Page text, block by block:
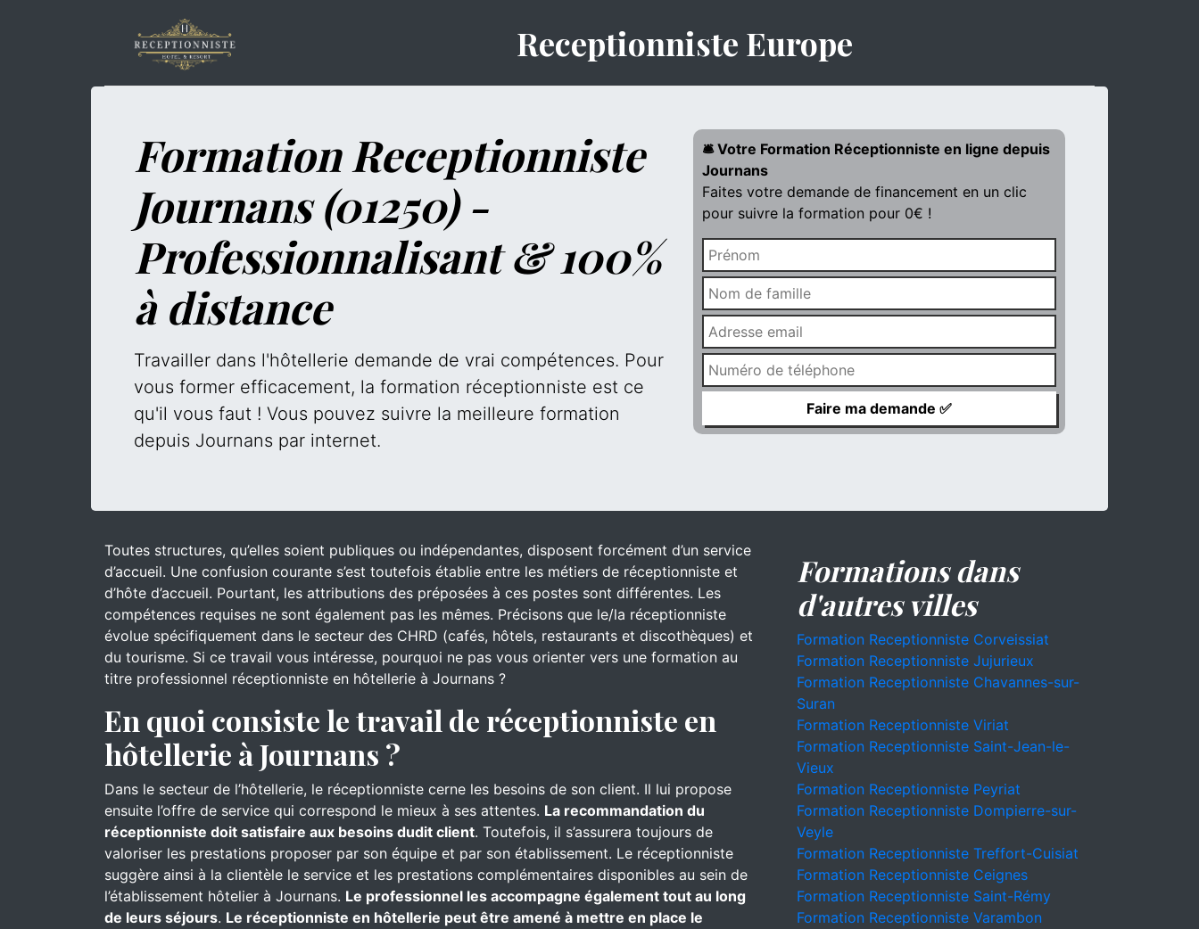
Receptionniste Europe
Formation Receptionniste
Journans (01250) -
Professionnalisant & 100%
à distance
Travailler dans l'hôtellerie demande de vrai compétences. Pour
vous former efficacement, la formation réceptionniste est ce
qu'il vous faut ! Vous pouvez suivre la meilleure formation
depuis Journans par internet.
🛎️ Votre Formation Réceptionniste en ligne depuis
Journans
Faites votre demande de financement en un clic
pour suivre la formation pour 0€ !
Toutes structures, qu’elles soient publiques ou indépendantes, disposent forcément d’un service
d’accueil. Une confusion courante s’est toutefois établie entre les métiers de réceptionniste et
d’hôte d’accueil. Pourtant, les attributions des préposées à ces postes sont différentes. Les
compétences requises ne sont également pas les mêmes. Précisons que le/la réceptionniste
évolue spécifiquement dans le secteur des CHRD (cafés, hôtels, restaurants et discothèques) et
du tourisme. Si ce travail vous intéresse, pourquoi ne pas vous orienter vers une formation au
titre professionnel réceptionniste en hôtellerie à Journans ?
En quoi consiste le travail de réceptionniste en
hôtellerie à Journans ?
Dans le secteur de l’hôtellerie, le réceptionniste cerne les besoins de son client. Il lui propose
ensuite l’offre de service qui correspond le mieux à ses attentes. La recommandation du
réceptionniste doit satisfaire aux besoins dudit client. Toutefois, il s’assurera toujours de
valoriser les prestations proposer par son équipe et par son établissement. Le réceptionniste
suggère ainsi à la clientèle le service et les prestations complémentaires disponibles au sein de
l’établissement hôtelier à Journans. Le professionnel les accompagne également tout au long
de leurs séjours. Le réceptionniste en hôtellerie peut être amené à mettre en place le
Formations dans
d'autres villes
Formation Receptionniste Corveissiat
Formation Receptionniste Jujurieux
Formation Receptionniste Chavannes-sur-
Suran
Formation Receptionniste Viriat
Formation Receptionniste Saint-Jean-le-
Vieux
Formation Receptionniste Peyriat
Formation Receptionniste Dompierre-sur-
Veyle
Formation Receptionniste Treffort-Cuisiat
Formation Receptionniste Ceignes
Formation Receptionniste Saint-Rémy
Formation Receptionniste Varambon